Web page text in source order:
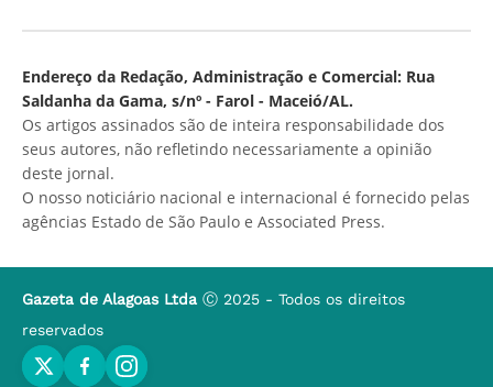
Endereço da Redação, Administração e Comercial: Rua
Saldanha da Gama, s/nº - Farol - Maceió/AL.
Os artigos assinados são de inteira responsabilidade dos
seus autores, não refletindo necessariamente a opinião
deste jornal.
O nosso noticiário nacional e internacional é fornecido pelas
agências Estado de São Paulo e Associated Press.
Gazeta de Alagoas Ltda Ⓒ 2025 - Todos os direitos
reservados